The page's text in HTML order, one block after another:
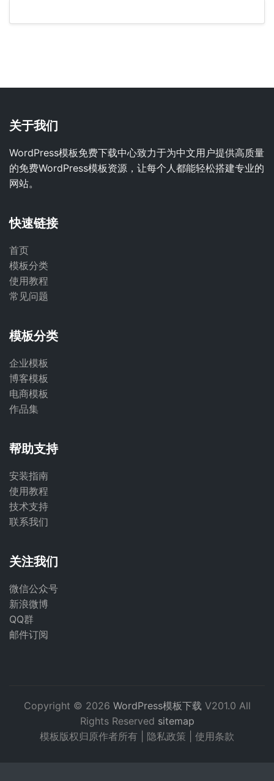
关于我们
WordPress模板免费下载中心致力于为中文用户提供高质量
的免费WordPress模板资源，让每个人都能轻松搭建专业的
网站。
快速链接
首页
模板分类
使用教程
常见问题
模板分类
企业模板
博客模板
电商模板
作品集
帮助支持
安装指南
使用教程
技术支持
联系我们
关注我们
微信公众号
新浪微博
QQ群
邮件订阅
Copyright © 2026 WordPress模板下载 V201.0 All
Rights Reserved sitemap
模板版权归原作者所有 | 隐私政策 使用条款